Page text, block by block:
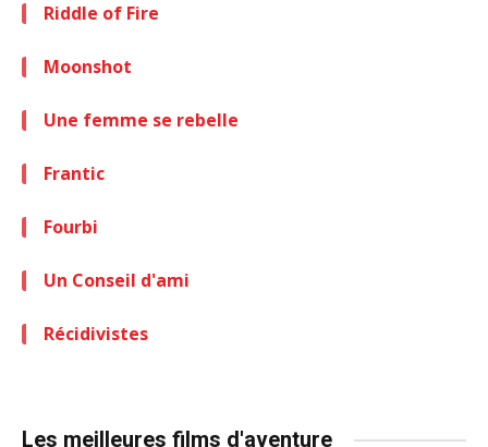
Riddle of Fire
Moonshot
Une femme se rebelle
Frantic
Fourbi
Un Conseil d'ami
Récidivistes
Les meilleures films d'aventure